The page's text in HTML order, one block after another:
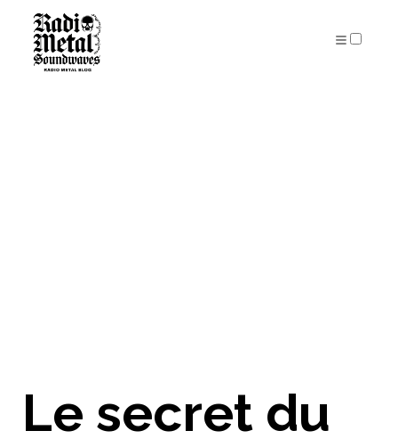
Le secret du